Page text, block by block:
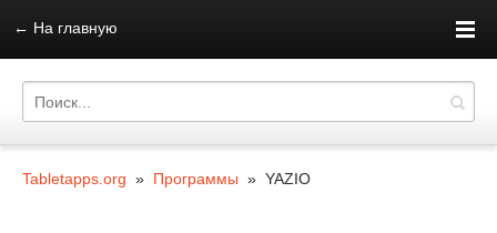
← На главную
Tabletapps.org » Программы » YAZIO